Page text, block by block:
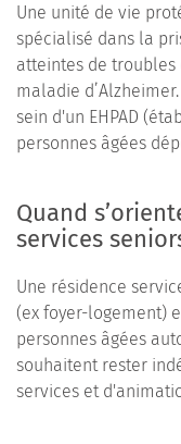
Une unité de vie
spécialisé dans la
atteintes de troubles
maladie
sein d'un EHPAD
personnes âgées
Quand
services
Une résidence
(ex foyer-logement)
personnes âgées
souhaitent rester
services et